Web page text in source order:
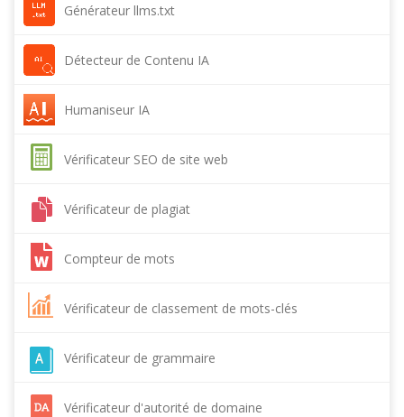
Générateur llms.txt
Détecteur de Contenu IA
Humaniseur IA
Vérificateur SEO de site web
Vérificateur de plagiat
Compteur de mots
Vérificateur de classement de mots-clés
Vérificateur de grammaire
Vérificateur d'autorité de domaine